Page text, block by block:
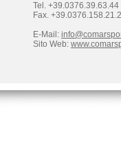
Tel. +39.0376.39.63.44
Fax.
E-Mail:
Sito Web: